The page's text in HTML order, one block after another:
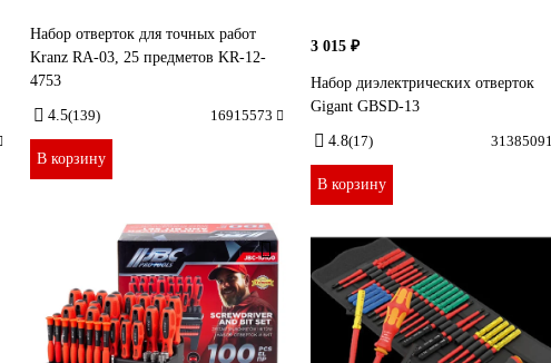
Набор отверток для точных работ
Kranz RA-03, 25 предметов KR-12-
4753
4.5(139) 16915573
В корзину
3 015 ₽
Набор диэлектрических отверток
Gigant GBSD-13
4.8(17) 31385091
В корзину